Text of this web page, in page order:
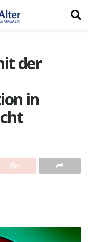
der
in